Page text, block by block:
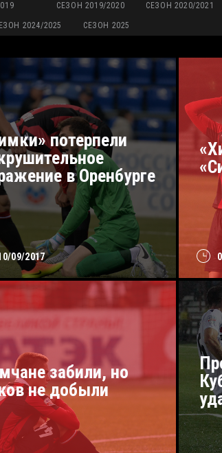
СЕЗОН 2019/2020 СЕЗОН 2020/2021
2024/2025 СЕЗОН 2025
09/2017
потерпели
в Оренбурге
забили, но
не добыли